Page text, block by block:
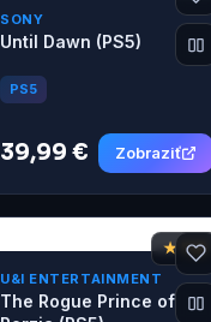
SONY
Until Dawn (PS5)
PS5
39,99 € Zobraziť
★ 7,8
U&I ENTERTAINMENT
The Rogue Prince of